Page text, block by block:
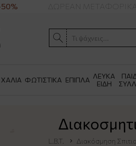
ΔΩΡΕΑΝ ΜΕΤΑΦΟΡΙΚΑ ΓΙΑ
ΧΑΛΙΑ ΦΩΤΙΣΤΙΚΑ ΕΠΙΠΛΑ ΛΕΥΚΑ
ΕΙΔΗ
L.B.T. Διακόσμηση